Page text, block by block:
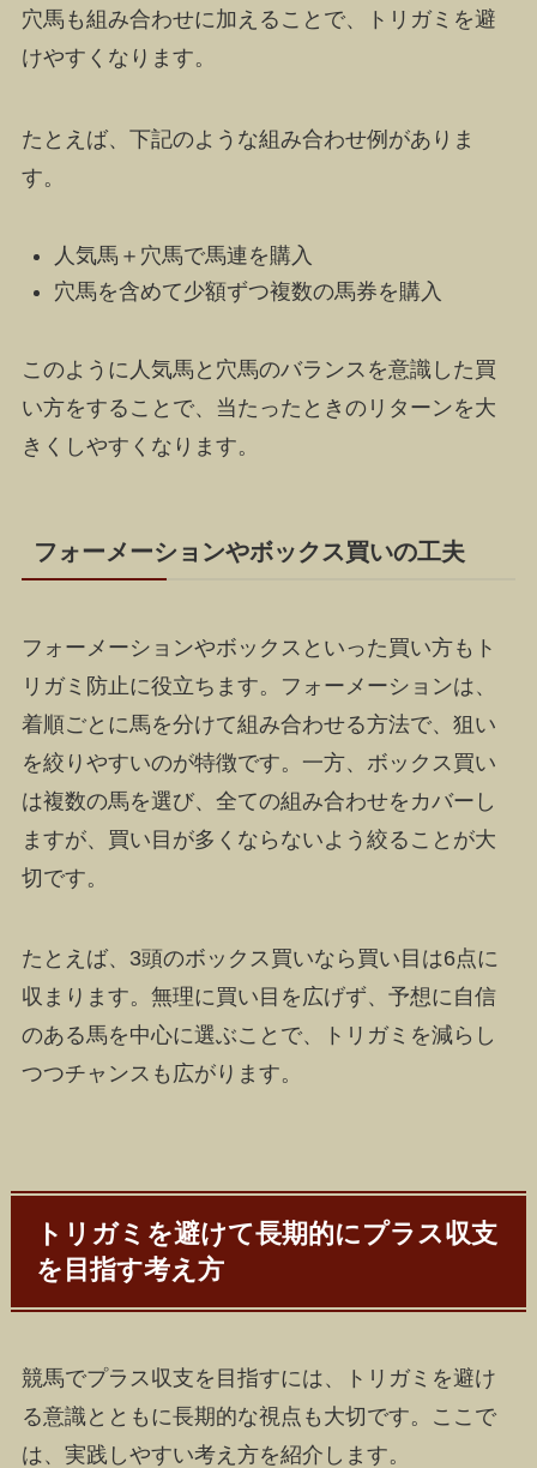
穴馬も組み合わせに加えることで、トリガミを避
けやすくなります。
たとえば、下記のような組み合わせ例がありま
す。
人気馬＋穴馬で馬連を購入
穴馬を含めて少額ずつ複数の馬券を購入
このように人気馬と穴馬のバランスを意識した買
い方をすることで、当たったときのリターンを大
きくしやすくなります。
フォーメーションやボックス買いの工夫
フォーメーションやボックスといった買い方もト
リガミ防止に役立ちます。フォーメーションは、
着順ごとに馬を分けて組み合わせる方法で、狙い
を絞りやすいのが特徴です。一方、ボックス買い
は複数の馬を選び、全ての組み合わせをカバーし
ますが、買い目が多くならないよう絞ることが大
切です。
たとえば、3頭のボックス買いなら買い目は6点に
収まります。無理に買い目を広げず、予想に自信
のある馬を中心に選ぶことで、トリガミを減らし
つつチャンスも広がります。
トリガミを避けて長期的にプラス収支
を目指す考え方
競馬でプラス収支を目指すには、トリガミを避け
る意識とともに長期的な視点も大切です。ここで
は、実践しやすい考え方を紹介します。